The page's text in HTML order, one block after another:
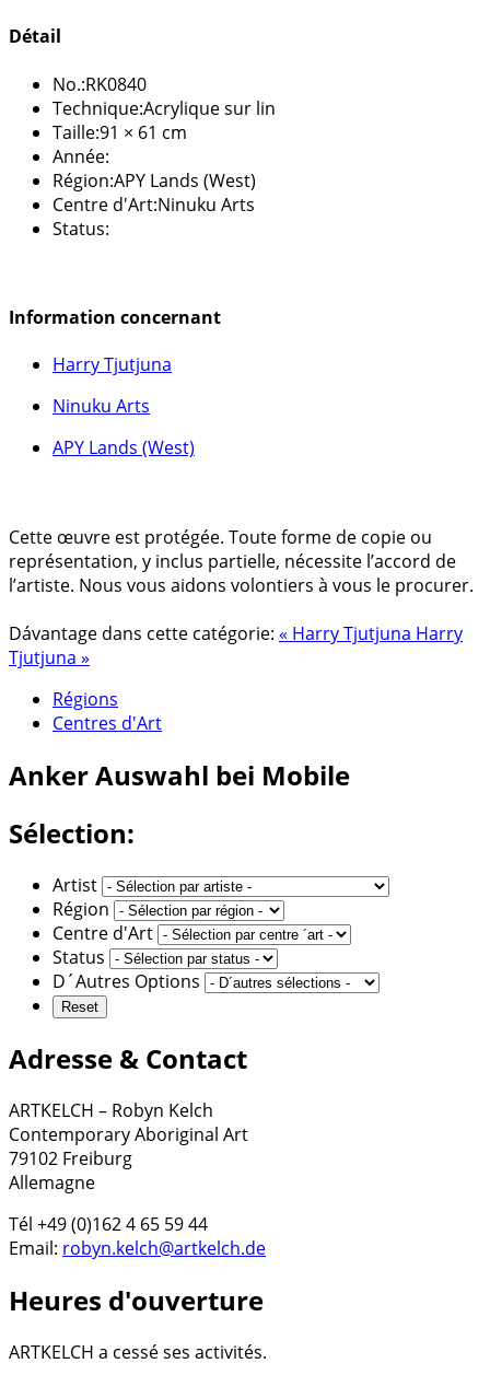
Détail
No.:RK0840
Technique:Acrylique sur lin
Taille:91 × 61 cm
Année:
Région:APY Lands (West)
Centre d'Art:Ninuku Arts
Status:
Information concernant
Harry Tjutjuna
Ninuku Arts
APY Lands (West)
Cette œuvre est protégée. Toute forme de copie ou
représentation, y inclus partielle, nécessite l’accord de
l’artiste. Nous vous aidons volontiers à vous le procurer.
Dávantage dans cette catégorie: « Harry Tjutjuna Harry
Tjutjuna »
Régions
Centres d'Art
AnkerAuswahl bei Mobile
Sélection:
Artist
Région
Centre d'Art
Status
D´Autres Options
Adresse & Contact
ARTKELCH – Robyn Kelch
Contemporary Aboriginal Art
79102 Freiburg
Allemagne
Tél +49 (0)162 4 65 59 44
Email: robyn.kelch@artkelch.de
Heures d'ouverture
ARTKELCH a cessé ses activités.